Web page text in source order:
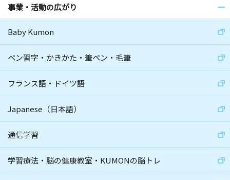
事業・活動の広がり
Baby Kumon
ペン習字・かきかた・筆ペン・毛筆
フランス語・ドイツ語
Japanese（日本語）
通信学習
学習療法・脳の健康教室・KUMONの脳トレ